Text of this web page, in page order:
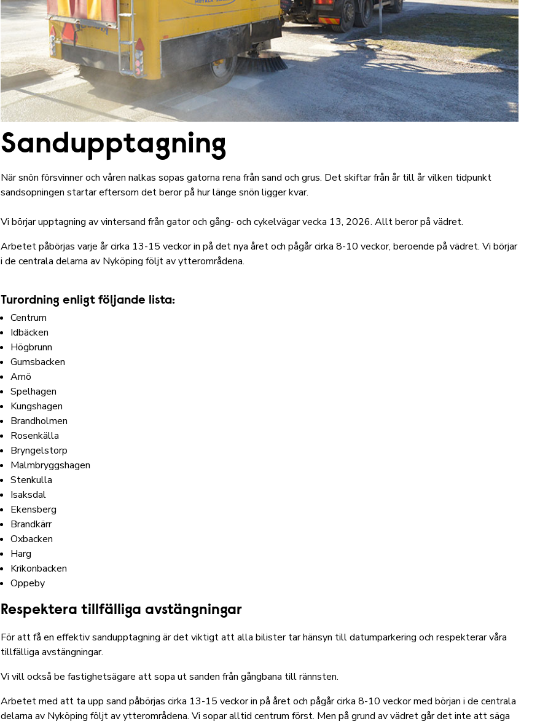
Sandupptagning
När snön försvinner och våren nalkas sopas gatorna rena från sand och grus. Det skiftar från år till år vilken tidpunkt
sandsopningen startar eftersom det beror på hur länge snön ligger kvar.
Vi börjar upptagning av vintersand från gator och gång- och cykelvägar vecka 13, 2026. Allt beror på vädret.
Arbetet påbörjas varje år cirka 13-15 veckor in på det nya året och pågår cirka 8-10 veckor, beroende på vädret. Vi börjar
i de centrala delarna av Nyköping följt av ytterområdena.
Turordning enligt följande lista:
Centrum
Idbäcken
Högbrunn
Gumsbacken
Arnö
Spelhagen
Kungshagen
Brandholmen
Rosenkälla
Bryngelstorp
Malmbryggshagen
Stenkulla
Isaksdal
Ekensberg
Brandkärr
Oxbacken
Harg
Krikonbacken
Oppeby
Respektera tillfälliga avstängningar
För att få en effektiv sandupptagning är det viktigt att alla bilister tar hänsyn till datumparkering och respekterar våra
tillfälliga avstängningar.
Vi vill också be fastighetsägare att sopa ut sanden från gångbana till rännsten.
Arbetet med att ta upp sand påbörjas cirka 13-15 veckor in på året och pågår cirka 8-10 veckor med början i de centrala
delarna av Nyköping följt av ytterområdena. Vi sopar alltid centrum först. Men på grund av vädret går det inte att säga